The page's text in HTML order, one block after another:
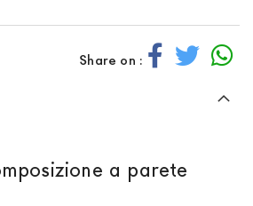
Share on :
a parete